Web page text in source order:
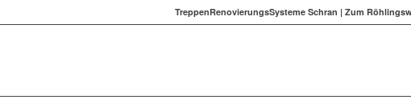
TreppenRenovierungsSysteme Schran | Zum